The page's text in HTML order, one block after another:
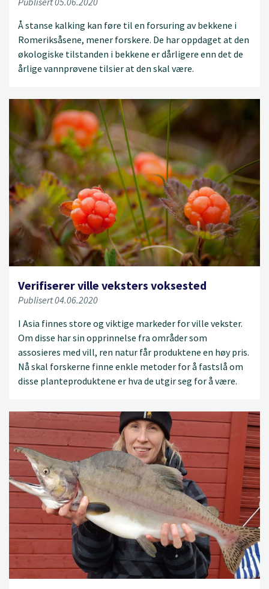
Å stanse kalking kan føre til en forsuring av bekkene i
Romeriksåsene, mener forskere. De har oppdaget at den
økologiske tilstanden i bekkene er dårligere enn det de
årlige vannprøvene tilsier at den skal være.
Verifiserer ville veksters voksested
Publisert 04.06.2020
I Asia finnes store og viktige markeder for ville vekster.
Om disse har sin opprinnelse fra områder som
assosieres med vill, ren natur får produktene en høy pris.
Nå skal forskerne finne enkle metoder for å fastslå om
disse planteproduktene er hva de utgir seg for å være.